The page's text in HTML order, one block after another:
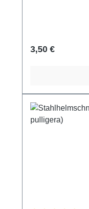
Regulärer Preis:
3,50 €